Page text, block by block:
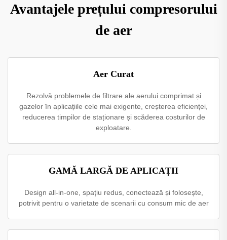
Avantajele prețului compresorului
de aer
Aer Curat
Rezolvă problemele de filtrare ale aerului comprimat și
gazelor în aplicațiile cele mai exigente, creșterea eficienței,
reducerea timpilor de staționare și scăderea costurilor de
exploatare.
GAMĂ LARGĂ DE APLICAȚII
Design all-in-one, spațiu redus, conectează și folosește,
potrivit pentru o varietate de scenarii cu consum mic de aer